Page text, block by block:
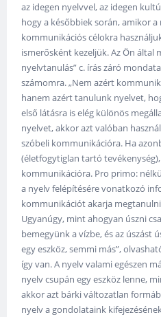
az idegen nyelvvel, az idegen
hogy a későbbiek során, amikor
kommunikációs célokra
ismerősként kezeljük. Az Ön által
nyelvtanulás” c. írás záró
számomra. „Nem azért
hanem azért tanulunk nyelvet,
első látásra is elég különös
nyelvet, akkor azt valóban
szóbeli kommunikációra. Ha
(életfogytiglan tartó
kommunikációra. Pro primo:
a nyelv felépítésére vonatkozó
kommunikációt akarja
Ugyanúgy, mint ahogyan úszni
bemegyünk a vízbe, és az úszást
egy eszköz, semmi más”,
így van. A nyelv valami egészen
nyelv csupán egy eszköz lenne,
akkor azt bárki változatlan
nyelv a gondolataink